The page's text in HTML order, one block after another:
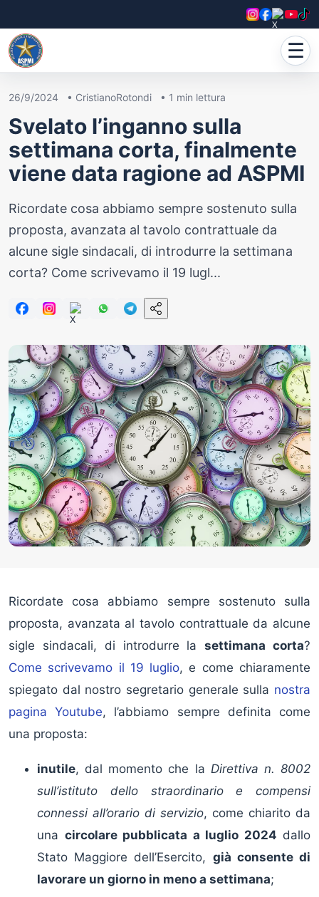
☰
26/9/2024 • CristianoRotondi • 1 min lettura
Svelato l’inganno sulla
settimana corta, finalmente
viene data ragione ad ASPMI
Ricordate cosa abbiamo sempre sostenuto sulla
proposta, avanzata al tavolo contrattuale da
alcune sigle sindacali, di introdurre la settimana
corta? Come scrivevamo il 19 lugl...
Ricordate cosa abbiamo sempre sostenuto sulla
proposta, avanzata al tavolo contrattuale da alcune
sigle sindacali, di introdurre lasettimana corta?
Come scrivevamo il 19 luglio, e come chiaramente
spiegato dal nostro segretario generale sulla nostra
pagina Youtube, l’abbiamo sempre definita come
una proposta:
inutile, dal momento che la Direttiva n. 8002
sull’istituto dello straordinario e compensi
connessi all’orario di servizio, come chiarito da
una circolare pubblicata a luglio 2024 dallo
Stato Maggiore dell’Esercito, già consente di
lavorare un giorno in meno a settimana;